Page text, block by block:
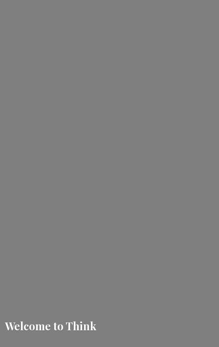
Welcome to Think